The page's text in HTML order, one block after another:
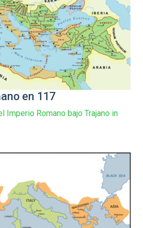
en 117
Imperio Romano bajo Trajano in